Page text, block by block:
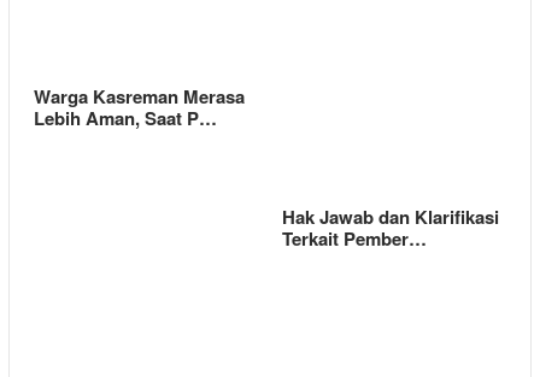
Warga Kasreman Merasa
Lebih Aman, Saat P…
Hak Jawab dan Klarifikasi
Terkait Pember…